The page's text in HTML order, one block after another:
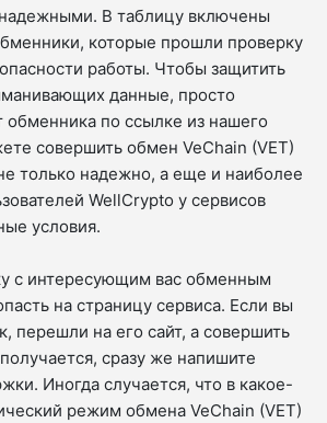
В таблицу включены
которые прошли проверку
работы. Чтобы защитить
данные, просто
обменника по ссылке из нашего
совершить обмен VeChain (VET)
только надежно, а еще и наиболее
WellCrypto у сервисов
условия.
с интересующим вас обменным
на страницу сервиса. Если вы
перешли на его сайт, а совершить
сразу же напишите
Иногда случается, что в какое-
режим обмена VeChain (VET)